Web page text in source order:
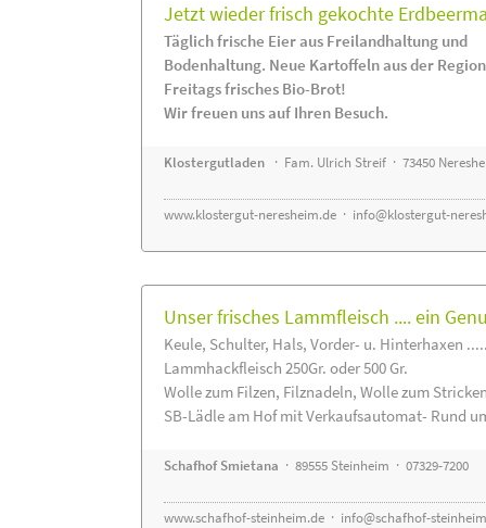
Jetzt wieder frisch gekochte
Täglich frische Eier aus Freilandhaltung und
Bodenhaltung. Neue Kartoffeln aus der
Freitags frisches Bio-Brot!
Wir freuen uns auf Ihren Besuch.
Klostergutladen · Fam. Ulrich Streif · 73450
www.klostergut-neresheim.de · info@klostergut-
Unser frisches Lammfleisch .... ein
Keule, Schulter, Hals, Vorder- u. Hinterhaxen
Lammhackfleisch 250Gr. oder 500 Gr.
Wolle zum Filzen, Filznadeln, Wolle zum
SB-Lädle am Hof mit Verkaufsautomat- Rund
Schafhof Smietana · 89555 Steinheim · 07329-7200
www.schafhof-steinheim.de · info@schafhof-